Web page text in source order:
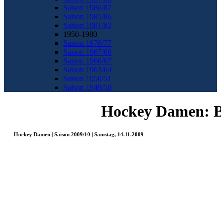
Saison 1986/87
Saison 1985/86
Saison 1981/82
1950-1980
Saison 1976/77
Saison 1967/68
Saison 1966/67
Saison 1963/64
Saison 1950/51
Saison 1949/50
Hockey Damen:
Hockey Damen | Saison 2009/10 | Samstag, 14.11.2009